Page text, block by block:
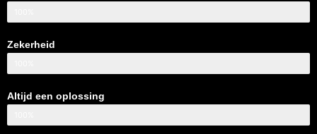
Zekerheid
Altijd een oplossing